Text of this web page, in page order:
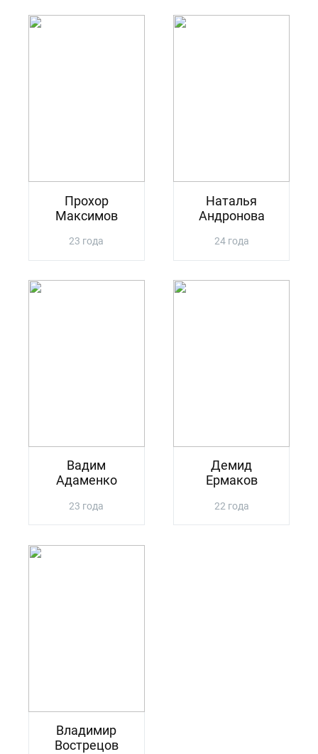
Прохор
Максимов
23 года
Наталья
Андронова
24 года
Вадим
Адаменко
23 года
Демид
Ермаков
22 года
Владимир
Вострецов